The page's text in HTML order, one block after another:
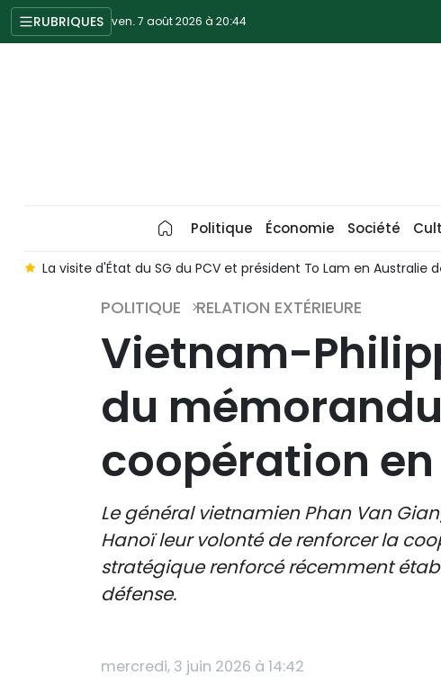
RUBRIQUES ven. 7 août 2026 à 20:44
Politique Économie Société
La visite d'État du SG du PCV et président To Lam en
POLITIQUE RELATION EXTÉRIEURE
Vietnam-
du
coopération
Le général vietnamien Phan Van
Hanoï leur volonté de renforcer la
stratégique renforcé récemment
défense.
mercredi, 3 juin 2026 à 14:42